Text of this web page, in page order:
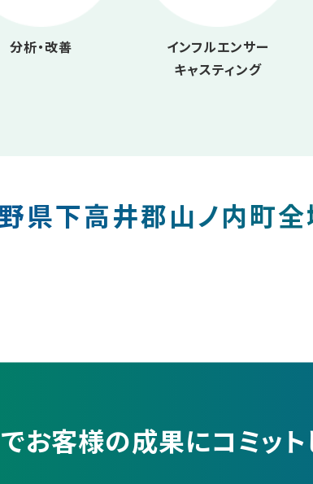
分析・改善
インフルエンサー
キャスティング
県下高井郡山ノ内町
客様の成果にコミット